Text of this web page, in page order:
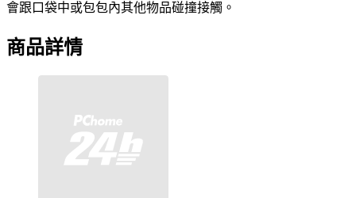
會跟口袋中或包包內其他物品碰撞接觸。
商品詳情